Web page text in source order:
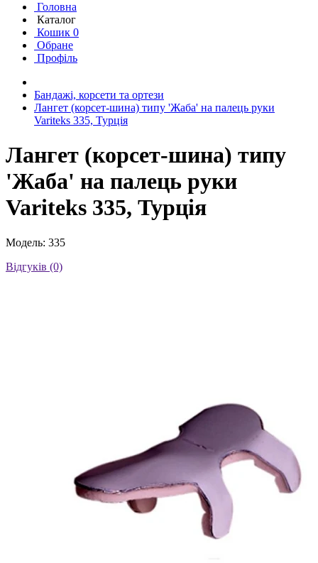
Головна
Каталог
Кошик 0
Обране
Профіль
Бандажі, корсети та ортези
Лангет (корсет-шина) типу 'Жаба' на палець руки
Variteks 335, Турція
Лангет (корсет-шина) типу
'Жаба' на палець руки
Variteks 335, Турція
Модель: 335
Відгуків (0)